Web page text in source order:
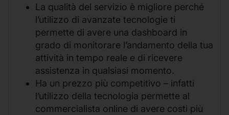
La qualità del servizio è migliore perché
l’utilizzo di avanzate tecnologie ti
permette di avere una dashboard in
grado di monitorare l’andamento della tua
attività in tempo reale e di ricevere
assistenza in qualsiasi momento.
Ha un prezzo più competitivo – infatti
l’utilizzo della tecnologia permette al
commercialista online di avere costi più